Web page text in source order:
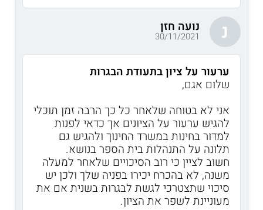
נ נועה חזן
30/11/2021
ערעור על ציון בתעודת הבגרות
שלום אגם,
אני לא בטוחה שלאחר כל כך הרבה זמן תוכלי
להגיש ערעור על הציונים אך כדאי לפנות
למדור בחינות במשרד החינוך ולהגיש גם
תלונה על התנהלות בית הספר בנושא.
חשוב לציין כי רוב הסיכויים שלאחר למעלה
משנה, לא בהכרח יכירו בפניה שלך ולכן יש
סיכוי שתצטרכי לגשת לבגרות בשנית אם את
מעוניינת לשפר את הציון.